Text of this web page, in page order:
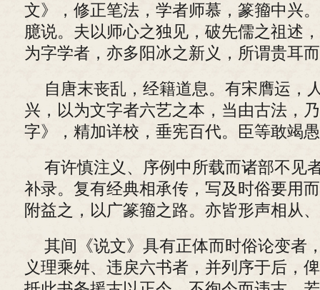
文》，修正笔法，学者师慕，篆籀中兴
臆说。夫以师心之独见，破先儒之祖述
为字学者，亦多阳冰之新义，所谓贵耳
自唐末丧乱，经籍道息。有宋膺运，
兴，以为文字者六艺之本，当由古法，
字》，精加详校，垂宪百代。臣等敢竭
有许慎注义、序例中所载而诸部不见
补录。复有经典相承传，写及时俗要用
附益之，以广篆籀之路。亦皆形声相从
其间《说文》具有正体而时俗论变者
义理乘舛、违戾六书者，并列序于后，